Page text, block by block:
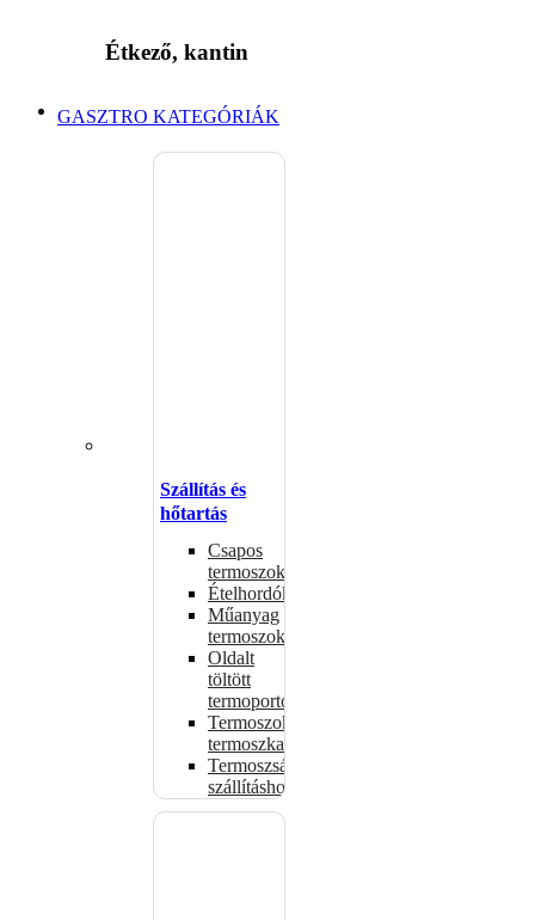
Étkező, kantin
GASZTRO KATEGÓRIÁK
Szállítás és
hőtartás
Csapos
termoszok
Ételhordók
Műanyag
termoszok
Oldalt
töltött
termoportok
Termoszok,
termoszkannák
Termoszsákok
szállításhoz